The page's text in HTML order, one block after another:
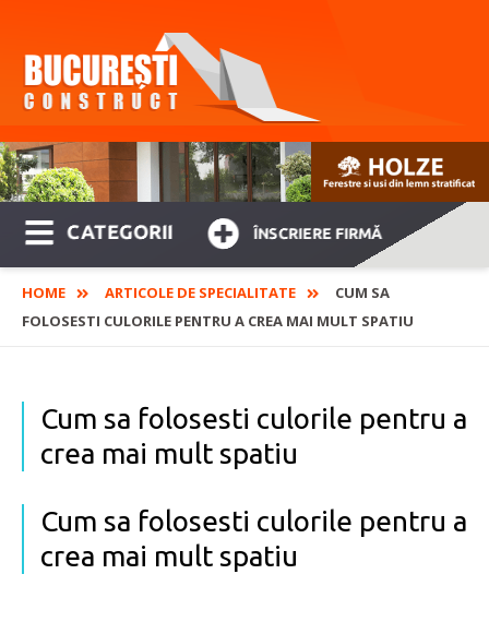
CATEGORII ÎNSCRIERE FIRMĂ
HOME ARTICOLE DE SPECIALITATE
CUM SA
FOLOSESTI CULORILE PENTRU A CREA MAI MULT SPATIU
Cum sa folosesti culorile pentru a
crea mai mult spatiu
Cum sa folosesti culorile pentru a
crea mai mult spatiu